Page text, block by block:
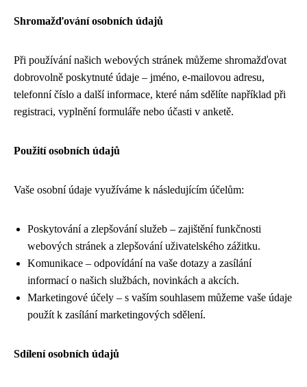
Shromažďování osobních údajů
Při používání našich webových stránek můžeme shromažďovat
dobrovolně poskytnuté údaje – jméno, e-mailovou adresu,
telefonní číslo a další informace, které nám sdělíte například při
registraci, vyplnění formuláře nebo účasti v anketě.
Použití osobních údajů
Vaše osobní údaje využíváme k následujícím účelům:
Poskytování a zlepšování služeb – zajištění funkčnosti
webových stránek a zlepšování uživatelského zážitku.
Komunikace – odpovídání na vaše dotazy a zasílání
informací o našich službách, novinkách a akcích.
Marketingové účely – s vaším souhlasem můžeme vaše údaje
použít k zasílání marketingových sdělení.
Sdílení osobních údajů